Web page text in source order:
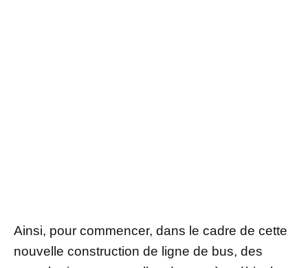
Ainsi, pour commencer, dans le cadre de cette
nouvelle construction de ligne de bus, des